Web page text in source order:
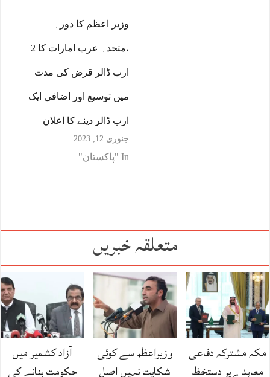
وزیر اعظم کا دورہ
،متحدہ عرب امارات کا 2
ارب ڈالر قرض کی مدت
میں توسیع اور اضافی ایک
ارب ڈالر دینے کا اعلان
جنوري 12, 2023
In "پاکستان"
متعلقہ خبریں
مکہ مشترکہ دفاعی
معاہدے پر دستخظ
وزیراعظم سے کوئی
شکایت نہیں اصل
آزاد کشمیر میں
حکومت بنانے کی